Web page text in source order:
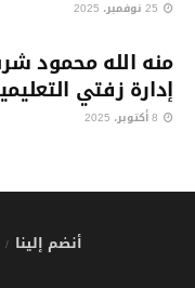
منه الله محمود
إدارة زفتي
أنضم إلينا